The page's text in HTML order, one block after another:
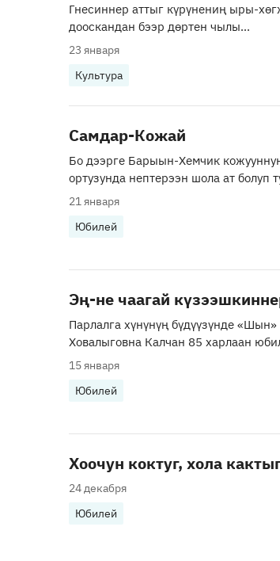
Гнесиннер аттыг күрүнениң ыры-
дооскандан бээр дөртен чылы...
23 января
Культура
Самдар-Кожай
Бо дээрге Барыын-Хемчик
ортузунда нептерээн шола ат болуп
21 января
Юбилей
Эң-не чаагай
Парлалга хүнүнүң бүдүүзүнде
Ховалыговна Калчан 85 харлаан
15 января
Юбилей
Хоочун коктуг, хола
24 декабря
Юбилей